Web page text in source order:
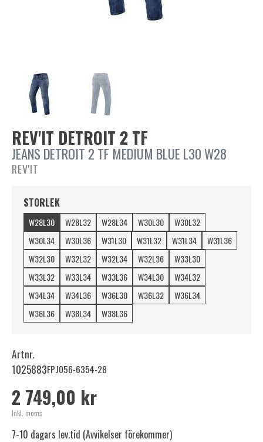
REV'IT DETROIT 2 TF
JEANS DETROIT 2 TF MEDIUM BLUE L30 W28
REV'IT
STORLEK
W28L30 W28L32 W28L34 W30L30
W30L32
W30L34
W30L36 W31L30 W31L32 W31L34
W31L36
W32L30
W32L32 W32L34 W32L36
W33L30
W33L32
W33L34 W33L36 W34L30
W34L32
W34L34
W34L36 W36L30 W36L32
W36L34
W36L36
W38L34 W38L36
Artnr.
1025883FPJ056-6354-28
2 749,00 kr
Inkl. moms
7-10 dagars lev.tid (Avvikelser förekommer)